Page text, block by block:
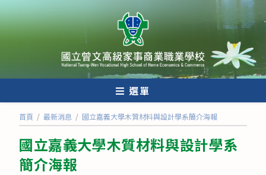
跳
轉
至
內
選單
首頁 / 最新消息 / 國立嘉義大學木質材料與設計學系簡介海報
國立嘉義大學木質材料與設計學系
簡介海報